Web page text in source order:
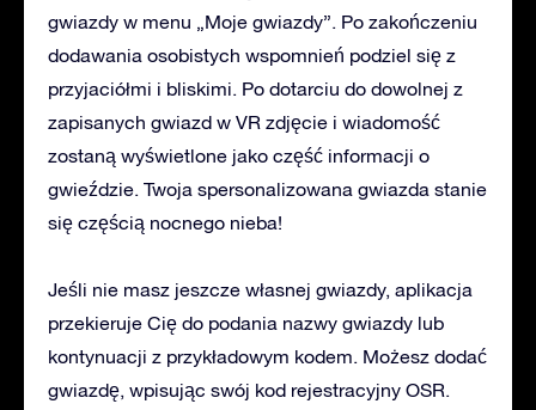
gwiazdy w menu „Moje gwiazdy”. Po zakończeniu
dodawania osobistych wspomnień podziel się z
przyjaciółmi i bliskimi. Po dotarciu do dowolnej z
zapisanych gwiazd w VR zdjęcie i wiadomość
zostaną wyświetlone jako część informacji o
gwieździe. Twoja spersonalizowana gwiazda stanie
się częścią nocnego nieba!
Jeśli nie masz jeszcze własnej gwiazdy, aplikacja
przekieruje Cię do podania nazwy gwiazdy lub
kontynuacji z przykładowym kodem. Możesz dodać
gwiazdę, wpisując swój kod rejestracyjny OSR.